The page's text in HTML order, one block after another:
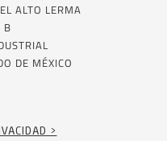
ALTO LERMA
B
DE MÉXICO
>